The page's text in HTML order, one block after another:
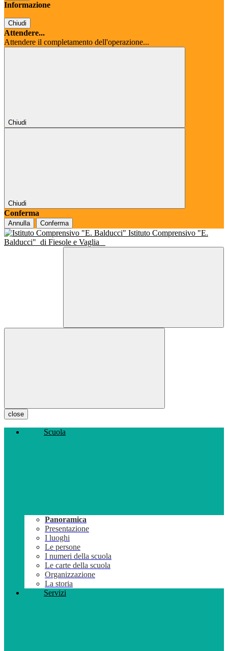
Informazione
Chiudi
Attendere...
Attendere il completamento dell'operazione...
Chiudi
Chiudi
Conferma
Annulla Conferma
Istituto Comprensivo "E.
Balducci" di Fiesole e Vaglia
close
Scuola
Panoramica
Presentazione
I luoghi
Le persone
I numeri della scuola
Le carte della scuola
Organizzazione
La storia
Servizi